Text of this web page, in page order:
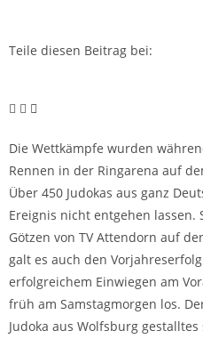
Teile diesen Beitrag bei:
Die Wettkämpfe wurden
Rennen in der Ringarena auf
Über 450 Judokas aus ganz
Ereignis nicht entgehen lassen.
Götzen von TV Attendorn auf
galt es auch den
erfolgreichem Einwiegen am
früh am Samstagmorgen los.
Judoka aus Wolfsburg